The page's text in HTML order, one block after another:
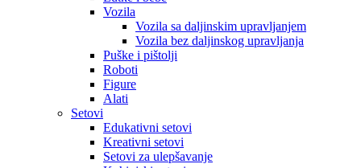
Vozila
Vozila sa daljinskim upravljanjem
Vozila bez daljinskog upravljanja
Puške i pištolji
Roboti
Figure
Alati
Setovi
Edukativni setovi
Kreativni setovi
Setovi za ulepšavanje